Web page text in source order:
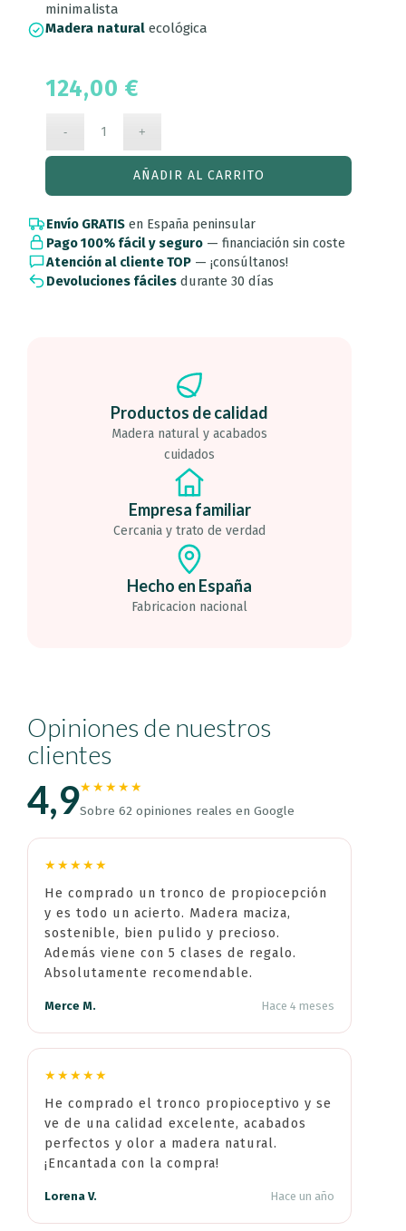
minimalista
Madera natural ecológica
124,00€
AÑADIR AL CARRITO
Envío GRATIS en España peninsular
Pago 100% fácil y seguro — financiación sin coste
Atención al cliente TOP — ¡consúltanos!
Devoluciones fáciles durante 30 días
Productos de calidad
Madera natural y acabados
cuidados
Empresa familiar
Cercania y trato de verdad
Hecho en España
Fabricacion nacional
Opiniones de nuestros
clientes
4,9★★★★★
Sobre 62 opiniones reales en Google
★★★★★
He comprado un tronco de propiocepción
y es todo un acierto. Madera maciza,
sostenible, bien pulido y precioso.
Además viene con 5 clases de regalo.
Absolutamente recomendable.
Merce M. Hace 4 meses
★★★★★
He comprado el tronco propioceptivo y se
ve de una calidad excelente, acabados
perfectos y olor a madera natural.
¡Encantada con la compra!
Lorena V. Hace un año